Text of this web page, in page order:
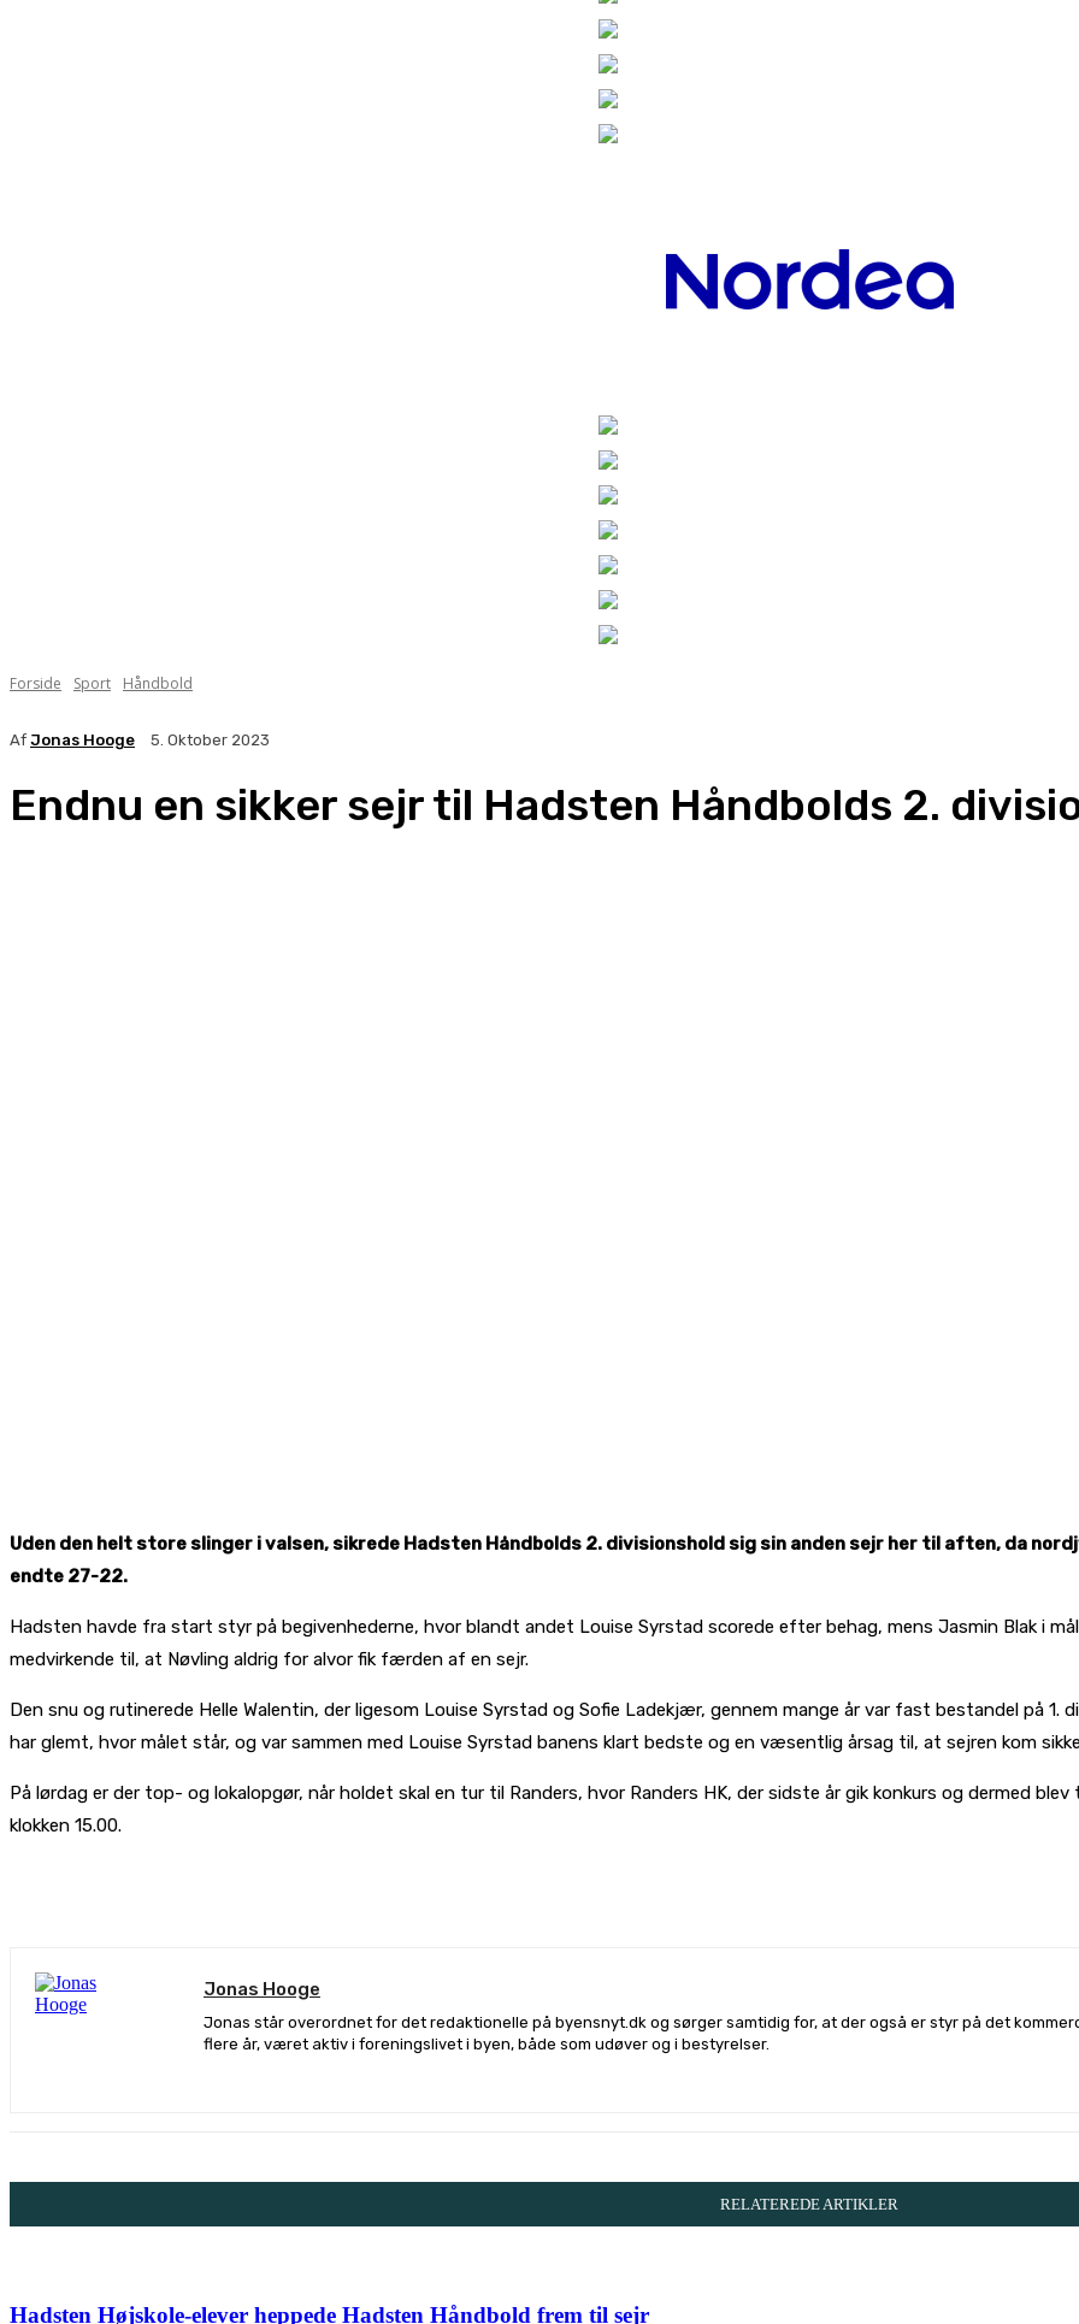
Forside Sport Håndbold
Af Jonas Hooge 5. Oktober 2023
Endnu en sikker sejr til Hadsten Håndbolds 2.
Uden den helt store slinger i valsen, sikrede Hadsten Håndbolds 2. divisionshold sig sin anden sejr her til aften, da
endte 27-22.
Hadsten havde fra start styr på begivenhederne, hvor blandt andet Louise Syrstad scorede efter behag, mens Jasmin Blak i
medvirkende til, at Nøvling aldrig for alvor fik færden af en sejr.
Den snu og rutinerede Helle Walentin, der ligesom Louise Syrstad og Sofie Ladekjær, gennem mange år var fast bestandel på
har glemt, hvor målet står, og var sammen med Louise Syrstad banens klart bedste og en væsentlig årsag til, at sejren kom
På lørdag er der top- og lokalopgør, når holdet skal en tur til Randers, hvor Randers HK, der sidste år gik konkurs og dermed
klokken 15.00.
Jonas Hooge
Jonas står overordnet for det redaktionelle på byensnyt.dk og sørger samtidig for, at der også er styr på det
flere år, været aktiv i foreningslivet i byen, både som udøver og i bestyrelser.
RELATEREDE ARTIKLER
Hadsten Højskole-elever heppede Hadsten Håndbold frem til sejr